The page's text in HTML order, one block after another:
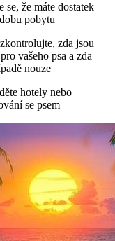
se, že máte dostatek
pobytu
zda jsou
vašeho psa a zda
nouze
hotely nebo
se psem